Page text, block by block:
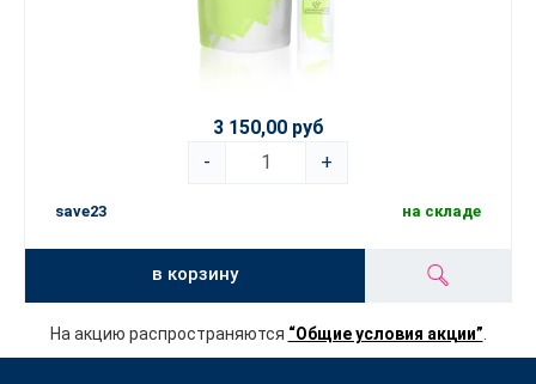
3 150,00 руб
-
+
save23 на складе
в корзину
На акцию распространяются “Общие условия акции”